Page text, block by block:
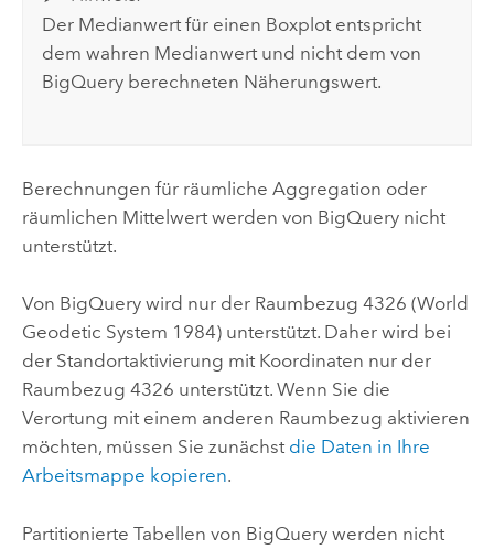
Der Medianwert für einen Boxplot entspricht
dem wahren Medianwert und nicht dem von
BigQuery berechneten Näherungswert.
Berechnungen für räumliche Aggregation oder
räumlichen Mittelwert werden von BigQuerynicht
unterstützt.
Von BigQuerywird nur der Raumbezug 4326 (World
Geodetic System 1984) unterstützt. Daher wird bei
der Standortaktivierung mit Koordinaten nur der
Raumbezug 4326 unterstützt. Wenn Sie die
Verortung mit einem anderen Raumbezug aktivieren
möchten, müssen Sie zunächst die Daten in Ihre
Arbeitsmappe kopieren.
Partitionierte Tabellen von BigQuerywerden nicht